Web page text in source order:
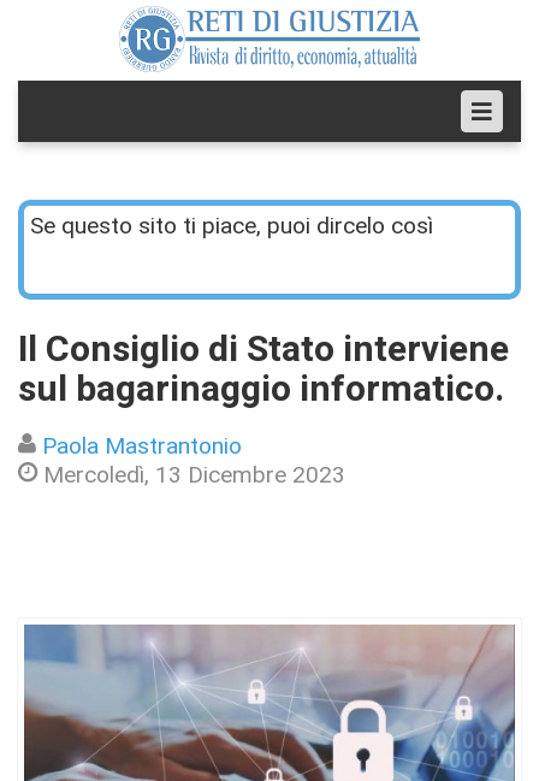
Se questo sito ti piace, puoi dircelo così
Il Consiglio di Stato interviene
sul bagarinaggio informatico.
Paola Mastrantonio
Mercoledì, 13 Dicembre 2023